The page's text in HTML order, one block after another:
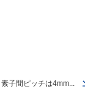
子間ピッチは4mm...